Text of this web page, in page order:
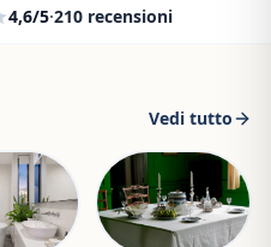
4,6/5·210 recensioni
Vedi tutto